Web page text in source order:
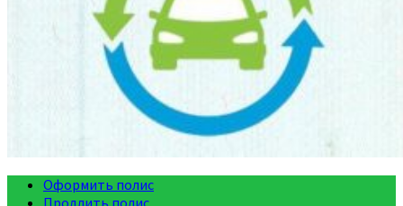
Оформить полис
Продлить полис